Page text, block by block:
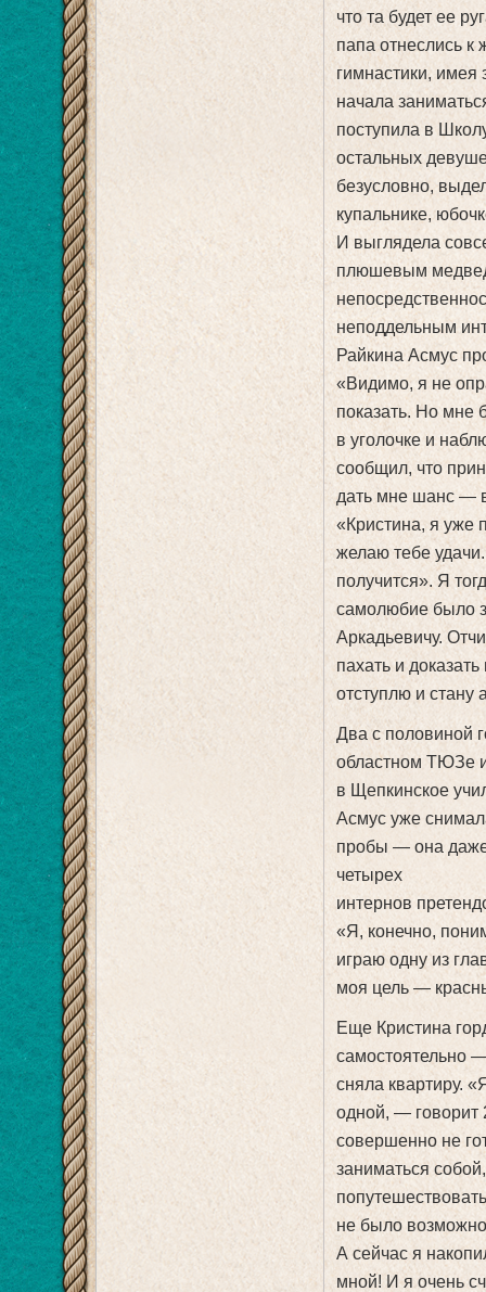
что та будет ее
папа отнеслись
гимнастики, имея
начала
поступила в
остальных
безусловно,
купальнике,
И выглядела
плюшевым
неподдельным
Райкина Асмус
«Видимо, я не
показать. Но мне
в уголочке и
сообщил, что
дать мне шанс —
«Кристина, я уже
желаю тебе
получится». Я
самолюбие было
Аркадьевичу.
пахать и
отступлю и стану
Два с половиной
областном ТЮЗе
в Щепкинское
Асмус уже
пробы — она даже
четырех
интернов
«Я, конечно,
играю одну из
моя цель —
Еще Кристина
самостоятельно
сняла квартиру.
одной, — говорит
совершенно не
заниматься
не было
А сейчас я
мной! И я очень